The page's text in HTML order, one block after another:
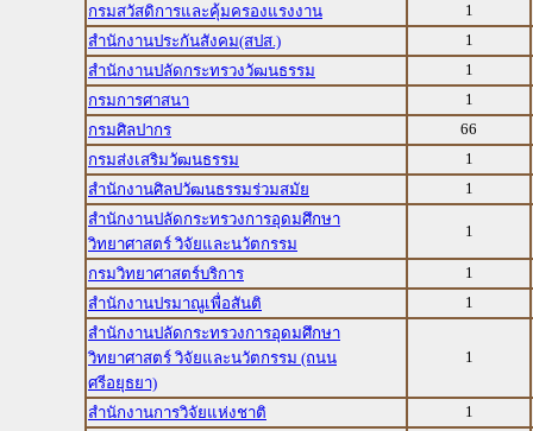
กรมสวัสดิการและคุ้มครองแรงงาน
1
สำนักงานประกันสังคม(สปส.)
1
สำนักงานปลัดกระทรวงวัฒนธรรม
1
กรมการศาสนา
1
กรมศิลปากร
66
กรมส่งเสริมวัฒนธรรม
1
สำนักงานศิลปวัฒนธรรมร่วมสมัย
1
สำนักงานปลัดกระทรวงการอุดมศึกษา
วิทยาศาสตร์ วิจัยและนวัตกรรม
1
กรมวิทยาศาสตร์บริการ
1
สำนักงานปรมาณูเพื่อสันติ
1
สำนักงานปลัดกระทรวงการอุดมศึกษา
วิทยาศาสตร์ วิจัยและนวัตกรรม (ถนน
ศรีอยุธยา)
1
สำนักงานการวิจัยแห่งชาติ
1